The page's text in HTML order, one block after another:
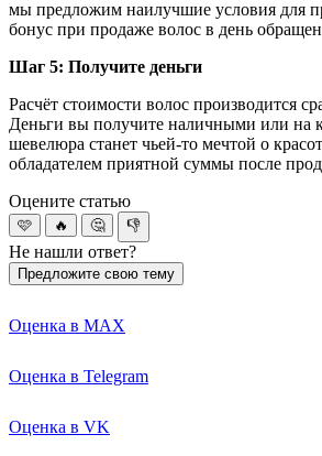
мы предложим наилучшие условия для
бонус при продаже волос в день
Шаг 5: Получите деньги
Расчёт стоимости волос производится
Деньги вы получите наличными или на
шевелюра станет чьей-то мечтой о
обладателем приятной суммы после
Оцените статью
🩷 🔥 🤔 👎
Не нашли ответ?
Предложите свою тему
Оценка в MAX
Оценка в Telegram
Оценка в VK